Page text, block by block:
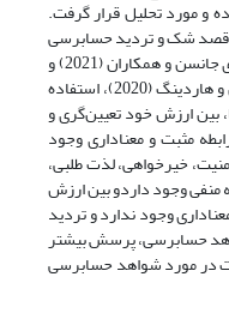
و مورد تحلیل قرار گرفت.
قصد شک و تردید حسابرسی
هارت (2010)، پرسشنامه اقدامات رفتاری جانسن و همکاران (2021) و
پرسشنامه ارزش‌های اساسی انسانی خان و هاردینگ (2020)، استفاده
بین ارزش خود تعیین‌گری و
مثبت و معناداری وجود
خیرخواهی، لذت طلبی،
وجود داردو بین ارزش
وجود ندارد و تردید
حسابرسی، پرسش بیشتر
در مورد شواهد حسابرسی